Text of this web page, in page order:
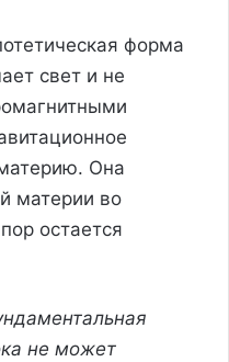
форма
свет и не
Она
материи во
остается
не может